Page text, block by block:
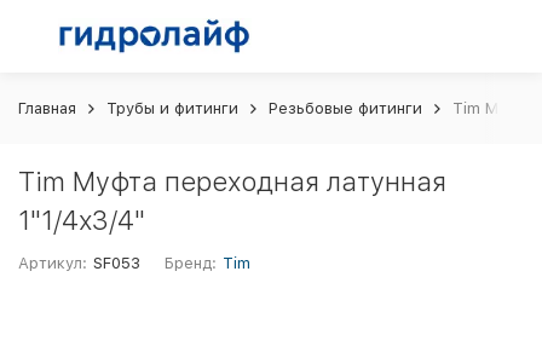
Главная Трубы и фитинги Резьбовые фитинги Tim Муфта
Tim Муфта переходная латунная
1"1/4х3/4"
Артикул: SF053 Бренд: Tim